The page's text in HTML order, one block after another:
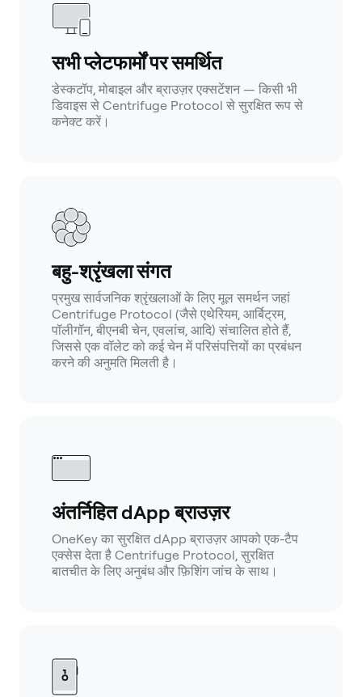
सभी प्लेटफार्मों पर समर्थित
डेस्कटॉप, मोबाइल और ब्राउज़र एक्सटेंशन — किसी भी
डिवाइस से Centrifuge Protocol से सुरक्षित रूप से
कनेक्ट करें।
बहु-श्रृंखला संगत
प्रमुख सार्वजनिक श्रृंखलाओं के लिए मूल समर्थन जहां
Centrifuge Protocol (जैसे एथेरियम, आर्बिट्रम,
पॉलीगॉन, बीएनबी चेन, एवलांच, आदि) संचालित होते हैं,
जिससे एक वॉलेट को कई चेन में परिसंपत्तियों का प्रबंधन
करने की अनुमति मिलती है।
अंतर्निहित dApp ब्राउज़र
OneKey का सुरक्षित dApp ब्राउज़र आपको एक-टैप
एक्सेस देता है Centrifuge Protocol, सुरक्षित
बातचीत के लिए अनुबंध और फ़िशिंग जांच के साथ।